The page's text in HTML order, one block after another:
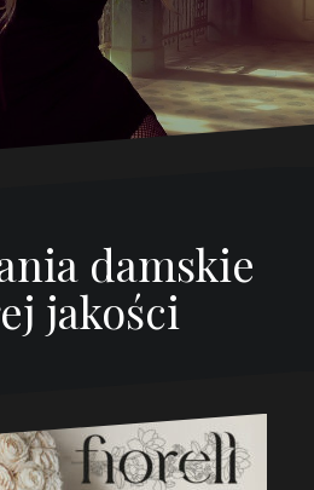
damskie
jakości